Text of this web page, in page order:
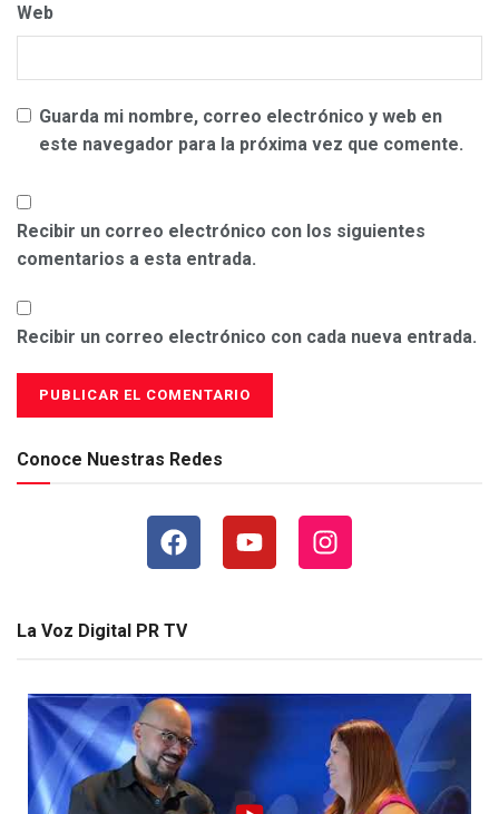
Web
Guarda mi nombre, correo electrónico y web en
este navegador para la próxima vez que comente.
Recibir un correo electrónico con los siguientes
comentarios a esta entrada.
Recibir un correo electrónico con cada nueva entrada.
Conoce Nuestras Redes
La Voz Digital PR TV